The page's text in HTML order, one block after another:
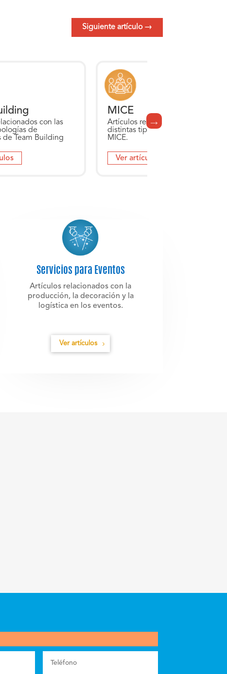
Siguiente artículo→
con las
de
de Team Building
MICE
Artículos relacionados con las
distintas tipologías de eventos
MICE.
Ver artículos
Servicios para Eventos
Artículos relacionados con la
producción, la decoración y la
logística en los eventos.
Ver artículos